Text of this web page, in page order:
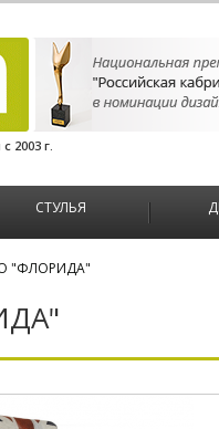
2003 г.
СТУЛЬЯ
"ФЛОРИДА"